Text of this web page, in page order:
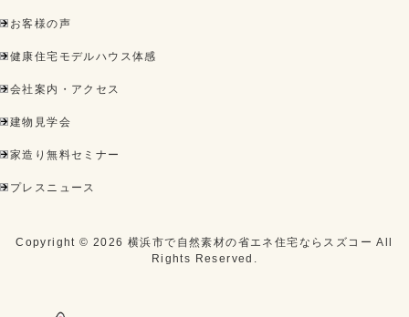
お客様の声
健康住宅モデルハウス体感
会社案内・アクセス
建物見学会
家造り無料セミナー
プレスニュース
Copyright ©2026横浜市で自然素材の省エネ住宅ならスズコー All
Rights Reserved.